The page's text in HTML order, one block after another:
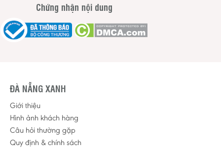
Chứng nhận nội dung
ĐÀ NẴNG XANH
Giới thiệu
Hình ảnh khách hàng
Câu hỏi thường gặp
Quy định & chính sách